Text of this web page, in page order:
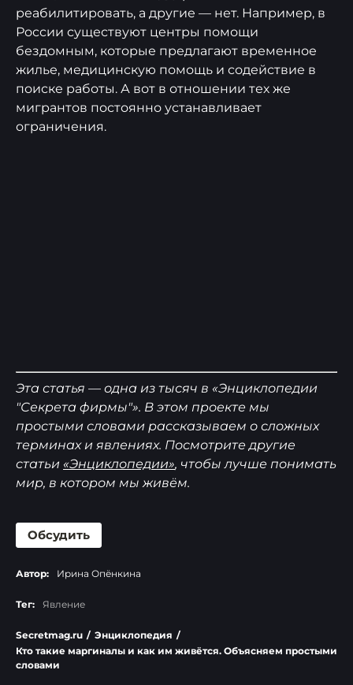
реабилитировать, а другие — нет. Например, в
России существуют центры помощи
бездомным, которые предлагают временное
жилье, медицинскую помощь и содействие в
поиске работы. А вот в отношении тех же
мигрантов постоянно устанавливает
ограничения.
Эта статья — одна из тысяч в «Энциклопедии
"Секрета фирмы"». В этом проекте мы
простыми словами рассказываем о сложных
терминах и явлениях. Посмотрите другие
статьи «Энциклопедии», чтобы лучше понимать
мир, в котором мы живём.
Обсудить
Автор: Ирина Опёнкина
Тег: Явление
Secretmag.ru / Энциклопедия /
Кто такие маргиналы и как им живётся. Объясняем простыми
словами